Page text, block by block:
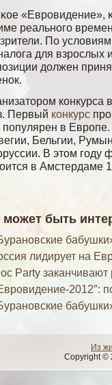
«Евровидение»,
реальногο
По
для взрослых
должен
конкурса
Первый конкурс
популярен в
Бельгии,
В этом году
в Амстердаме
может быть
лидирует на
Party
2012″:
Из
Copyright ©